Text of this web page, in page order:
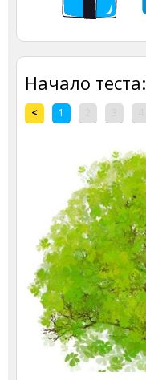
Начало теста:
< 1